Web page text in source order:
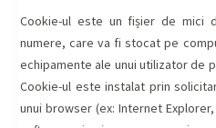
Cookie-ul este un fișier de mici
numere, care va fi stocat pe
echipamente ale unui utilizator de
Cookie-ul este instalat prin
unui browser (ex: Internet